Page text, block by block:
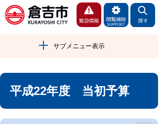
サブメニュー表示
平成22年度 当初予算